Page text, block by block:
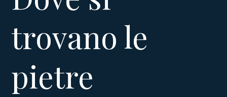
trovano le
pietre